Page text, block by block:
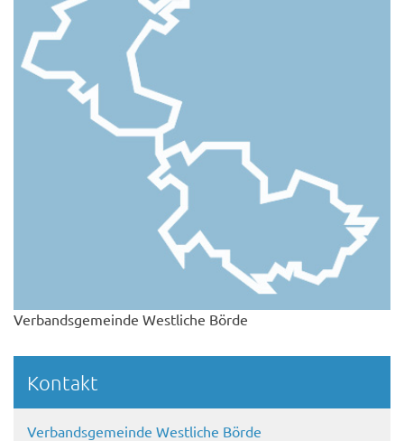
Verbandsgemeinde Westliche Börde
Kontakt
Verbandsgemeinde Westliche Börde